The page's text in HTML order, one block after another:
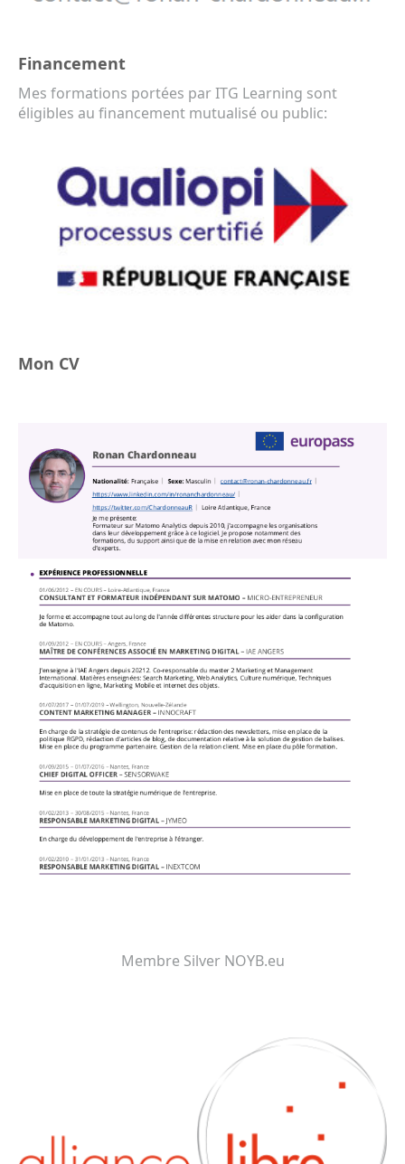
Financement
Mes formations portées par ITG Learning sont
éligibles au financement mutualisé ou public:
Mon CV
Membre Silver NOYB.eu